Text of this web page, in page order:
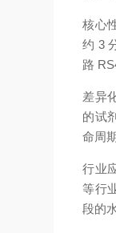
核心
约 3
路
差异
的试
命周
行业
等行
段的